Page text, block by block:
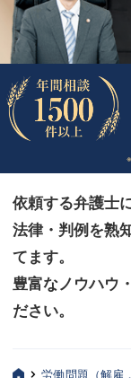
企業法務
労働問題（解
刑事弁護
交通事故
法律相談など
お客様へ
みずほ中央の
みずほ中央の特
依頼する弁護士
法律・判例を熟
てます。
豊富なノウハウ
ださい。
企業法務
労働問題（解
刑事弁護
交通事故
法律相談など
お客様へ
みずほ中央の
みずほ中央の特
労働問題（解雇